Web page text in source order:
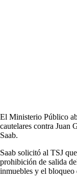
El Ministerio Público
cautelares contra Juan
Saab.
Saab solicitó al TSJ
prohibición de salida
inmuebles y el bloqueo